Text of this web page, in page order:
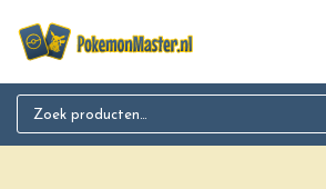
Search for: